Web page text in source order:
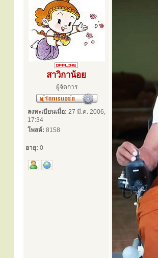
สาวิกาน้อย
ผู้จัดการ
ลงทะเบียนเมื่อ: 27 มี.ค. 2006,
17:34
โพสต์: 8158
อายุ: 0